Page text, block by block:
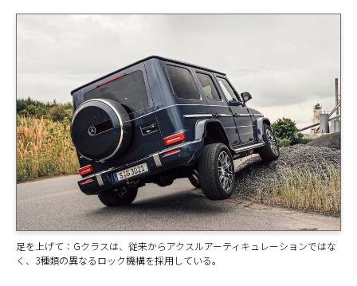
足を上げて：Gクラスは、従来からアクスルアーティキュレーションではな
く、3種類の異なるロック機構を採用している。